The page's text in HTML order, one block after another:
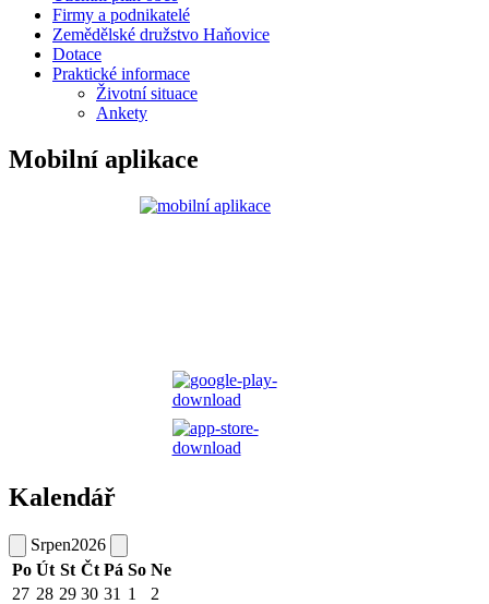
Firmy a podnikatelé
Zemědělské družstvo Haňovice
Dotace
Praktické informace
Životní situace
Ankety
Mobilní aplikace
Kalendář
Srpen2026
Po Út St Čt Pá So Ne
27 28 29 30 31 1
2